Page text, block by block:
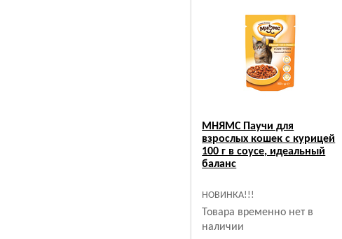
МНЯМС Паучи для
взрослых кошек с курицей
100 г в соусе, идеальный
баланс
НОВИНКА!!!
Товара временно нет в
наличии